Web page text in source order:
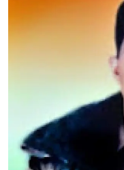
जाट प्रतिभायें